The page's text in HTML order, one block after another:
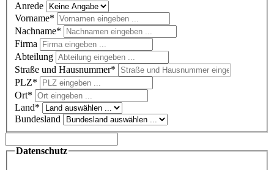
Anrede
Vorname*
Nachname*
Firma
Abteilung
Straße und Hausnummer*
PLZ*
Ort*
Land*
Bundesland
Datenschutz